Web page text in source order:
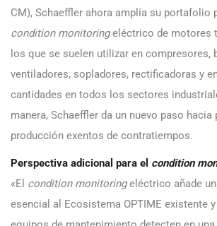
CM), Schaeffler ahora amplía su portafolio
condition monitoringeléctrico de motores
los que se suelen utilizar en compresores,
ventiladores, sopladores, rectificadoras y
cantidades en todos los sectores
manera, Schaeffler da un nuevo paso hacia
producción exentos de contratiempos.
Perspectiva adicional para el condition
«El condition monitoringeléctrico añade
esencial al Ecosistema OPTIME existente